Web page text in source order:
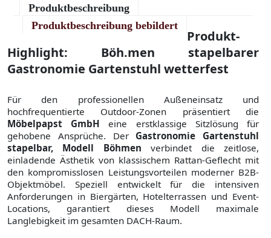
Produktbeschreibung
Produktbeschreibung bebildert
Produkt-
Highlight: Böh.men stapelbarer
Gastronomie Gartenstuhl wetterfest
Für den professionellen Außeneinsatz und
hochfrequentierte Outdoor-Zonen präsentiert die
Möbelpapst GmbH eine erstklassige Sitzlösung für
gehobene Ansprüche. Der Gastronomie Gartenstuhl
stapelbar, Modell Böhmen verbindet die zeitlose,
einladende Ästhetik von klassischem Rattan-Geflecht mit
den kompromisslosen Leistungsvorteilen moderner B2B-
Objektmöbel. Speziell entwickelt für die intensiven
Anforderungen in Biergärten, Hotelterrassen und Event-
Locations, garantiert dieses Modell maximale
Langlebigkeit im gesamten DACH-Raum.